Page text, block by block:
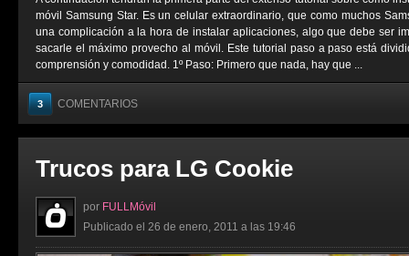
móvil Samsung Star. Es un celular extraordinario, que como muchos
una complicación a la hora de instalar aplicaciones, algo que debe ser
sacarle el máximo provecho al móvil. Este tutorial paso a paso está
comprensión y comodidad. 1º Paso: Primero que nada, hay que ...
3 COMENTARIOS
Trucos para LG Cookie
por FULLMóvil
Publicado el 26 de enero, 2011 a las 19:46